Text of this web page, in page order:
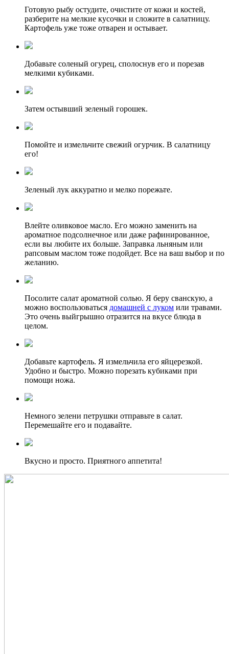
Готовую рыбу остудите, очистите от кожи и костей,
разберите на мелкие кусочки и сложите в салатницу.
Картофель уже тоже отварен и остывает.
Добавьте соленый огурец, сполоснув его и порезав
мелкими кубиками.
Затем остывший зеленый горошек.
Помойте и измельчите свежий огурчик. В салатницу
его!
Зеленый лук аккуратно и мелко порежьте.
Влейте оливковое масло. Его можно заменить на
ароматное подсолнечное или даже рафинированное,
если вы любите их больше. Заправка льняным или
рапсовым маслом тоже подойдет. Все на ваш выбор и по
желанию.
Посолите салат ароматной солью. Я беру сванскую, а
можно воспользоваться домашней с луком или травами.
Это очень выйгрышно отразится на вкусе блюда в
целом.
Добавьте картофель. Я измельчила его яйцерезкой.
Удобно и быстро. Можно порезать кубиками при
помощи ножа.
Немного зелени петрушки отправьте в салат.
Перемешайте его и подавайте.
Вкусно и просто. Приятного аппетита!